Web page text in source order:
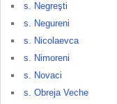
s. Negreşti
s. Negureni
s. Nicolaevca
s. Nimoreni
s. Novaci
s. Obreja Veche